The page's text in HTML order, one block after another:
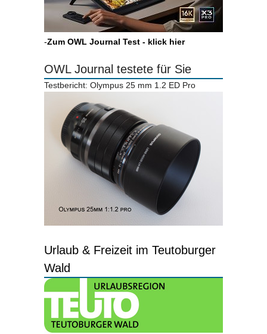
-Zum OWL Journal Test - klick hier
OWL Journal testete für Sie
Testbericht: Olympus 25 mm 1.2 ED Pro
Urlaub & Freizeit im Teutoburger
Wald